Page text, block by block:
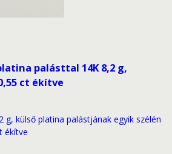
palásttal 14K 8,2 g,
ct ékítve
g, külső platina palástjának egyik szélén
ékítve